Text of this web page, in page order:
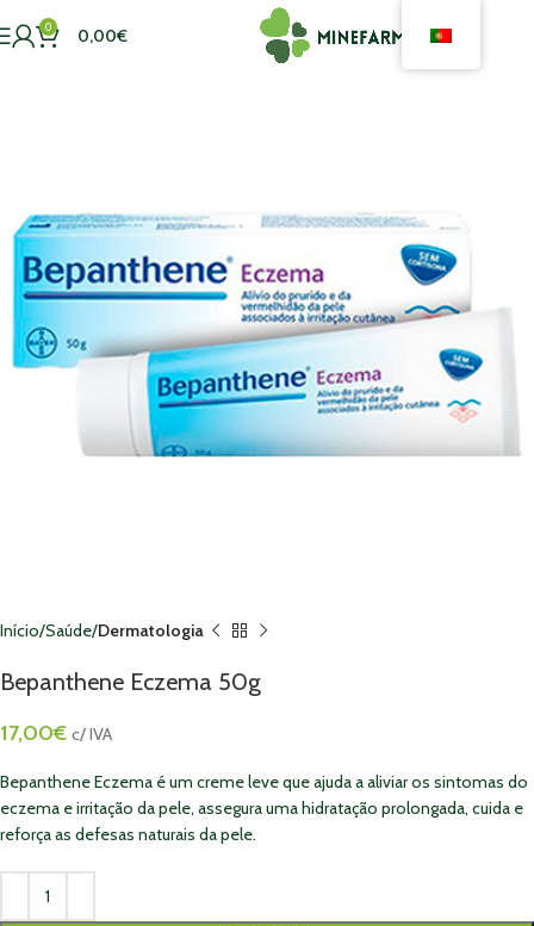
0 0,00€
Início Saúde Dermatologia
Bepanthene Eczema 50g
17,00€ c/ IVA
Bepanthene Eczema é um creme leve que ajuda a aliviar os sintomas do
eczema e irritação da pele, assegura uma hidratação prolongada, cuida e
reforça as defesas naturais da pele.